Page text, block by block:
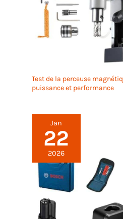
Test de la perceuse
puissance et performance
Jan
22
2026